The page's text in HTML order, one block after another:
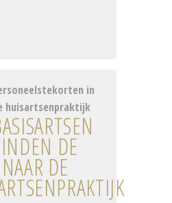
in
huisartsenpraktijk
DE
DE